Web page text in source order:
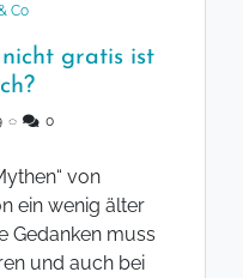
Co
gratis ist
◌ 0
von
ein wenig älter
Gedanken muss
und auch bei